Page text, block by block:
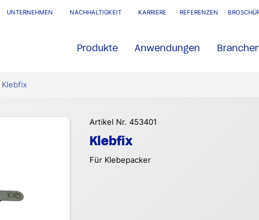
UNTERNEHMEN NACHHALTIGKEIT KARRIERE REFERENZEN
Produkte Anwendungen
Klebfix
Artikel Nr. 453401
Klebfix
Für Klebepacker